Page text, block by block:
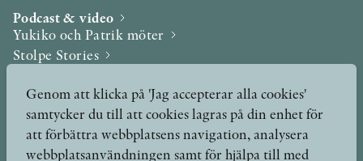
Podcast & video
Yukiko och Patrik möter
Stolpe Stories
Utmärkelser & Format
Utmärkelser
Övriga format
Genom att klicka på 'Jag accepterar alla cookies'
samtycker du till att cookies lagras på din enhet för
att förbättra webbplatsens navigation, analysera
webbplatsanvändningen samt för hjälpa till med